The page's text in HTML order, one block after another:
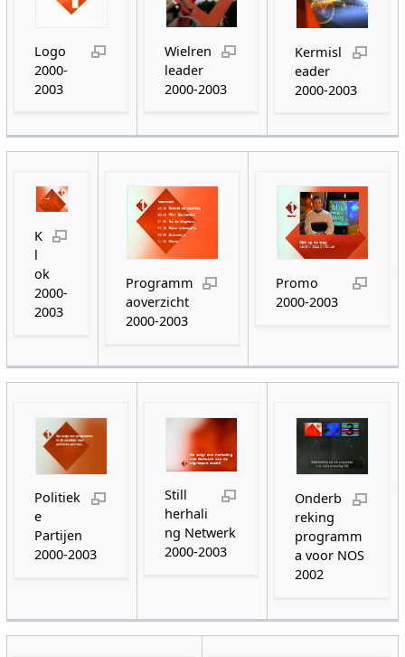
Logo
2000-
2003
Wielren
leader
2000-2003
Kermisl
eader
2000-2003
K
l
ok
2000-
2003
Programm
aoverzicht
2000-2003
Promo
2000-2003
Politiek
e
Partijen
2000-2003
Still
herhali
ng Netwerk
2000-2003
Onderb
reking
programm
a voor NOS
2002